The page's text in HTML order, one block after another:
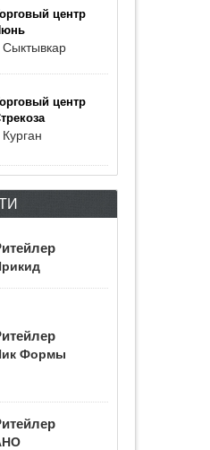
центр
Сыктывкар
центр
Курган
Формы